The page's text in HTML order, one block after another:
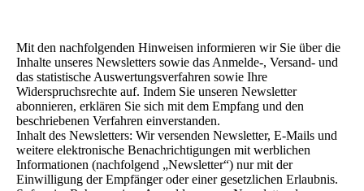
Mit den nachfolgenden Hinweisen informieren wir Sie über die
Inhalte unseres Newsletters sowie das Anmelde-, Versand- und
das statistische Auswertungsverfahren sowie Ihre
Widerspruchsrechte auf. Indem Sie unseren Newsletter
abonnieren, erklären Sie sich mit dem Empfang und den
beschriebenen Verfahren einverstanden.
Inhalt des Newsletters: Wir versenden Newsletter, E-Mails und
weitere elektronische Benachrichtigungen mit werblichen
Informationen (nachfolgend „Newsletter“) nur mit der
Einwilligung der Empfänger oder einer gesetzlichen Erlaubnis.